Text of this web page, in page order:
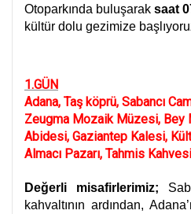
Otoparkında buluşarak saat
kültür dolu gezimize
1.GÜN
Adana, Taş köprü, Sabancı
Zeugma Mozaik Müzesi, Bey
Abidesi, Gaziantep Kalesi,
Almacı Pazarı, Tahmis Kahvesi
Değerli misafirlerimiz;
kahvaltının ardından,